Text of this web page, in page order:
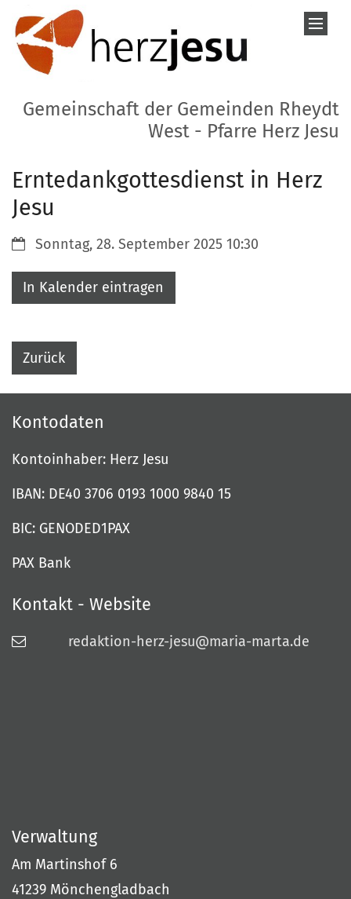
Zum Inhalt springen
Gemeinschaft der Gemeinden Rheydt
West - Pfarre Herz Jesu
Erntedankgottesdienst in Herz
Jesu
Datum:Sonntag, 28. September 2025 10:30
In Kalender eintragen
Zurück
Kontodaten
Kontoinhaber: Herz Jesu
IBAN: DE40 3706 0193 1000 9840 15
BIC: GENODED1PAX
PAX Bank
Kontakt - Website
redaktion-herz-jesu@maria-marta.de
Verwaltung
Am Martinshof 6
41239 Mönchengladbach